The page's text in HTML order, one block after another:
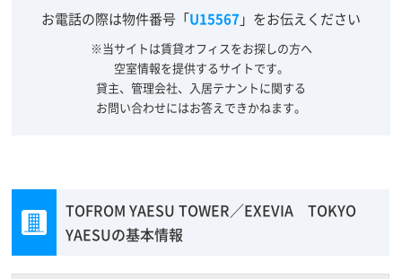
お電話の際は物件番号「U15567」をお伝えください
※当サイトは賃貸オフィスをお探しの方へ
空室情報を提供するサイトです。
貸主、管理会社、入居テナントに関する
お問い合わせにはお答えできかねます。
TOFROM YAESU TOWER／EXEVIA TOKYO
YAESUの基本情報